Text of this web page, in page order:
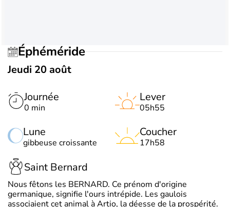
Éphéméride
Jeudi 20 août
Journée
0 min
Lune
gibbeuse croissante
Lever
05h55
Coucher
17h58
Saint Bernard
Nous fêtons les BERNARD. Ce prénom d'origine
germanique, signifie l'ours intrépide. Les gaulois
associaient cet animal à Artio, la déesse de la prospérité.